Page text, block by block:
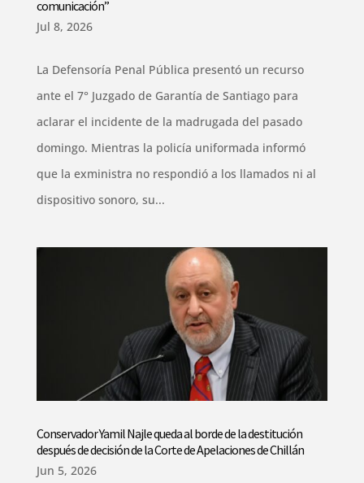
comunicación”
Jul 8, 2026
La Defensoría Penal Pública presentó un recurso
ante el 7° Juzgado de Garantía de Santiago para
aclarar el incidente de la madrugada del pasado
domingo. Mientras la policía uniformada informó
que la exministra no respondió a los llamados ni al
dispositivo sonoro, su...
Conservador Yamil Najle queda al borde de la destitución
después de decisión de la Corte de Apelaciones de Chillán
Jun 5, 2026